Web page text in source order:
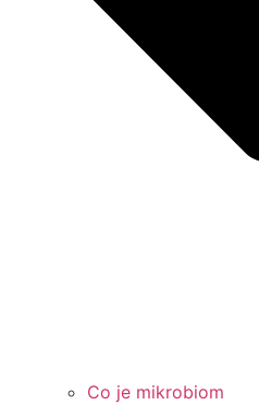
Co je mikrobiom